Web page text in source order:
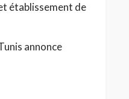
établissement de
annonce